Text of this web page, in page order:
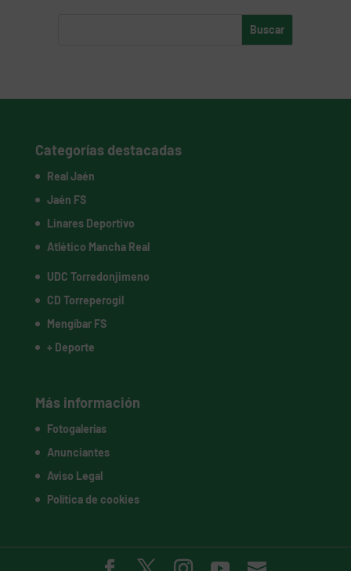
Categorías destacadas
Real Jaén
Jaén FS
Linares Deportivo
Atlético Mancha Real
UDC Torredonjimeno
CD Torreperogil
Mengíbar FS
+ Deporte
Más información
Fotogalerías
Anunciantes
Aviso Legal
Política de cookies